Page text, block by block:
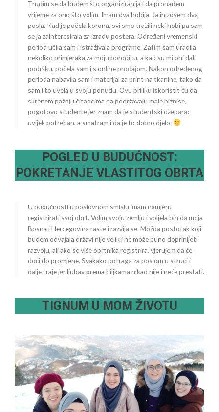
Trudim se da budem što organiziranija i da pronađem
vrijeme za ono što volim. Imam dva hobija. Ja ih zovem dva
posla. Kad je počela korona, svi smo tražili neki hobi pa sam
se ja zainteresirala za izradu postera. Određeni vremenski
period učila sam i istraživala programe. Zatim sam uradila
nekoliko primjeraka za moju porodicu, a kad su mi oni dali
podršku, počela sam i s online prodajom. Nakon određenog
perioda nabavila sam i materijal za print na tkanine, tako da
sam i to uvela u svoju ponudu. Ovu priliku iskoristit ću da
skrenem pažnju čitaocima da podržavaju male biznise,
pogotovo studente jer znam da je studentski džeparac
uvijek potreban, a smatram i da je to dobro djelo.
POGLED U BUDUĆNOST:
POKRETANJE VLASTITOG OBRTA
U budućnosti u poslovnom smislu imam namjeru
registrirati svoj obrt. Volim svoju zemlju i voljela bih da moja
Bosna i Hercegovina raste i razvija se. Možda postotak koji
budem odvajala državi nije velik i ne može puno doprinijeti
razvoju, ali ako se više obrtnika registrira, vjerujem da će
doći do promjene. Svakako potraga za poslom u struci i
dalje traje jer ljubav prema biljkama nikad nije i neće prestati.
TIGNUM U MOM ŽIVOTU